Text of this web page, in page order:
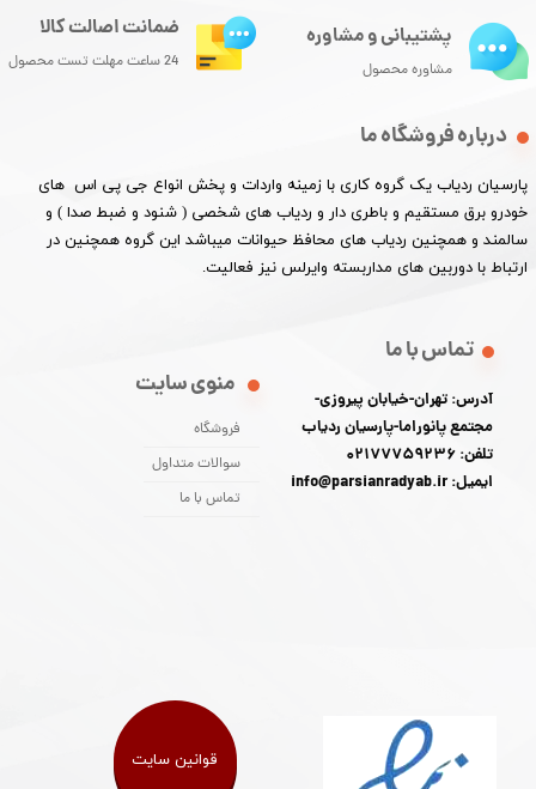
درباره فروشگاه ما
پارسیان ردیاب یک گروه کاری با زمینه واردات و پخش انواع جی پی اس های
خودرو برق مستقیم و باطری دار و ردیاب های شخصی ( شنود و ضبط صدا ) و
سالمند و همچنین ردیاب های محافظ حیوانات میباشد این گروه همچنین در
ارتباط با دوربین های مداربسته وایرلس نیز فعالیت.​​​​​​​
منوی سایت
فروشگاه
سوالات متداول
تماس با ما
تماس با ما
آدرس: تهران-خیابان پیروزی-
مجتمع پانوراما-پارسیان ردیاب
تلفن: 02177759236
ایمیل: info@parsianradyab.ir
پشتیبانی و مشاوره
مشاوره محصول
ضمانت اصالت کالا
24 ساعت مهلت تست محصول
قوانین سایت